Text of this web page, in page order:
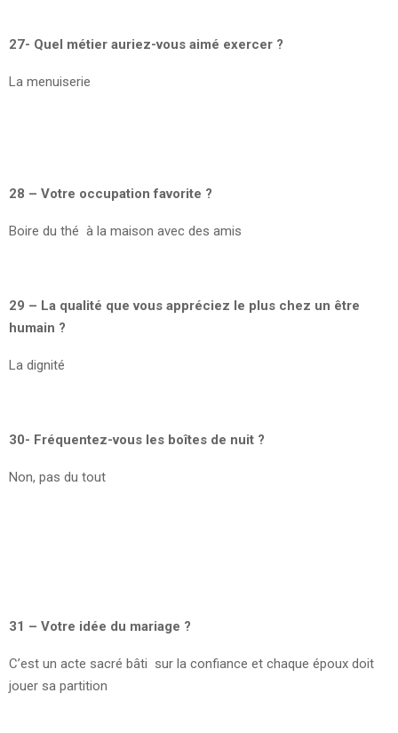
27- Quel métier auriez-vous aimé exercer ?
La menuiserie
28 – Votre occupation favorite ?
Boire du thé à la maison avec des amis
29 – La qualité que vous appréciez le plus chez un être
humain ?
La dignité
30- Fréquentez-vous les boîtes de nuit ?
Non, pas du tout
31 – Votre idée du mariage ?
C’est un acte sacré bâti sur la confiance et chaque époux doit
jouer sa partition